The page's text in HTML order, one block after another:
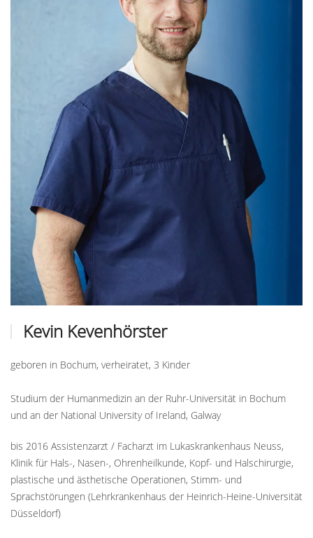
Kevin Kevenhörster
geboren in Bochum, verheiratet, 3 Kinder
Studium der Humanmedizin an der Ruhr-Universität in Bochum
und an der National University of Ireland, Galway
bis 2016 Assistenzarzt / Facharzt im Lukaskrankenhaus Neuss,
Klinik für Hals-, Nasen-, Ohrenheilkunde, Kopf- und Halschirurgie,
plastische und ästhetische Operationen, Stimm- und
Sprachstörungen (Lehrkrankenhaus der Heinrich-Heine-Universität
Düsseldorf)